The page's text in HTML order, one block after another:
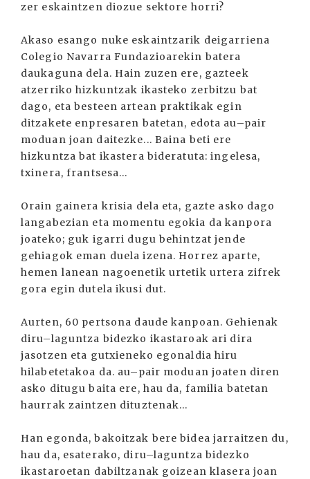
zer eskaintzen diozue sektore horri?
Akaso esango nuke eskaintzarik deigarriena
Colegio Navarra Fundazioarekin batera
daukaguna dela. Hain zuzen ere, gazteek
atzerriko hizkuntzak ikasteko zerbitzu bat
dago, eta besteen artean praktikak egin
ditzakete enpresaren batetan, edota au–pair
moduan joan daitezke... Baina beti ere
hizkuntza bat ikastera bideratuta: ingelesa,
txinera, frantsesa...
Orain gainera krisia dela eta, gazte asko dago
langabezian eta momentu egokia da kanpora
joateko; guk igarri dugu behintzat jende
gehiagok eman duela izena. Horrez aparte,
hemen lanean nagoenetik urtetik urtera zifrek
gora egin dutela ikusi dut.
Aurten, 60 pertsona daude kanpoan. Gehienak
diru–laguntza bidezko ikastaroak ari dira
jasotzen eta gutxieneko egonaldia hiru
hilabetetakoa da. au–pair moduan joaten diren
asko ditugu baita ere, hau da, familia batetan
haurrak zaintzen dituztenak...
Han egonda, bakoitzak bere bidea jarraitzen du,
hau da, esaterako, diru–laguntza bidezko
ikastaroetan dabiltzanak goizean klasera joan